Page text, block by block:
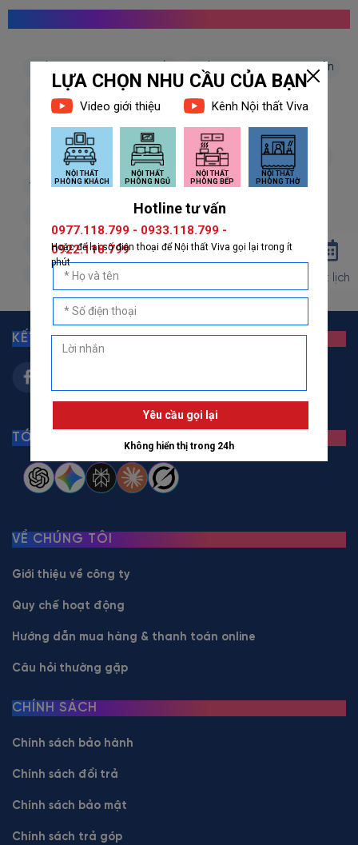
giấy dán tường nhật bản
giấy dán tường 3d giấy dán tường phòng khách
giấy dán tường phòng ngủ giấy dán tường bếp
giấy dán tường phòng thờ giấy dán tường trẻ em
vải dán tường dán decal decal dán tường
giấy dán tường giả đá
giấy dán tường giả gỗ giấy dán tường giả gạch
giấy dán tường giả vải
KẾT NỐI VỚI GIẤY DÁN TƯỜNG
TÓM TẮT BẰNG AI
VỀ CHÚNG TÔI
Giới thiệu về công ty
Quy chế hoạt động
Hướng dẫn mua hàng & thanh toán online
Câu hỏi thường gặp
CHÍNH SÁCH
Chính sách bảo hành
Chính sách đổi trả
Chính sách bảo mật
Chính sách trả góp
Đặt lịch